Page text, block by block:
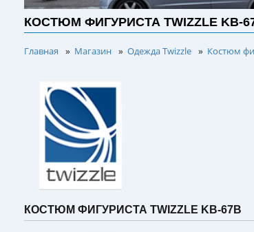
КОСТЮМ ФИГУРИСТА TWIZZLE KB-
Главная » Магазин » Одежда Twizzle » Костюм
КОСТЮМ ФИГУРИСТА TWIZZLE KB-67B